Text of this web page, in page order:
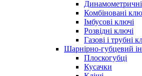
Комбіновані
Імбусові ключі
Розвідні ключі
Газові і трубні
Шарнірно-губцевий
Плоскогубцi
Кусачки